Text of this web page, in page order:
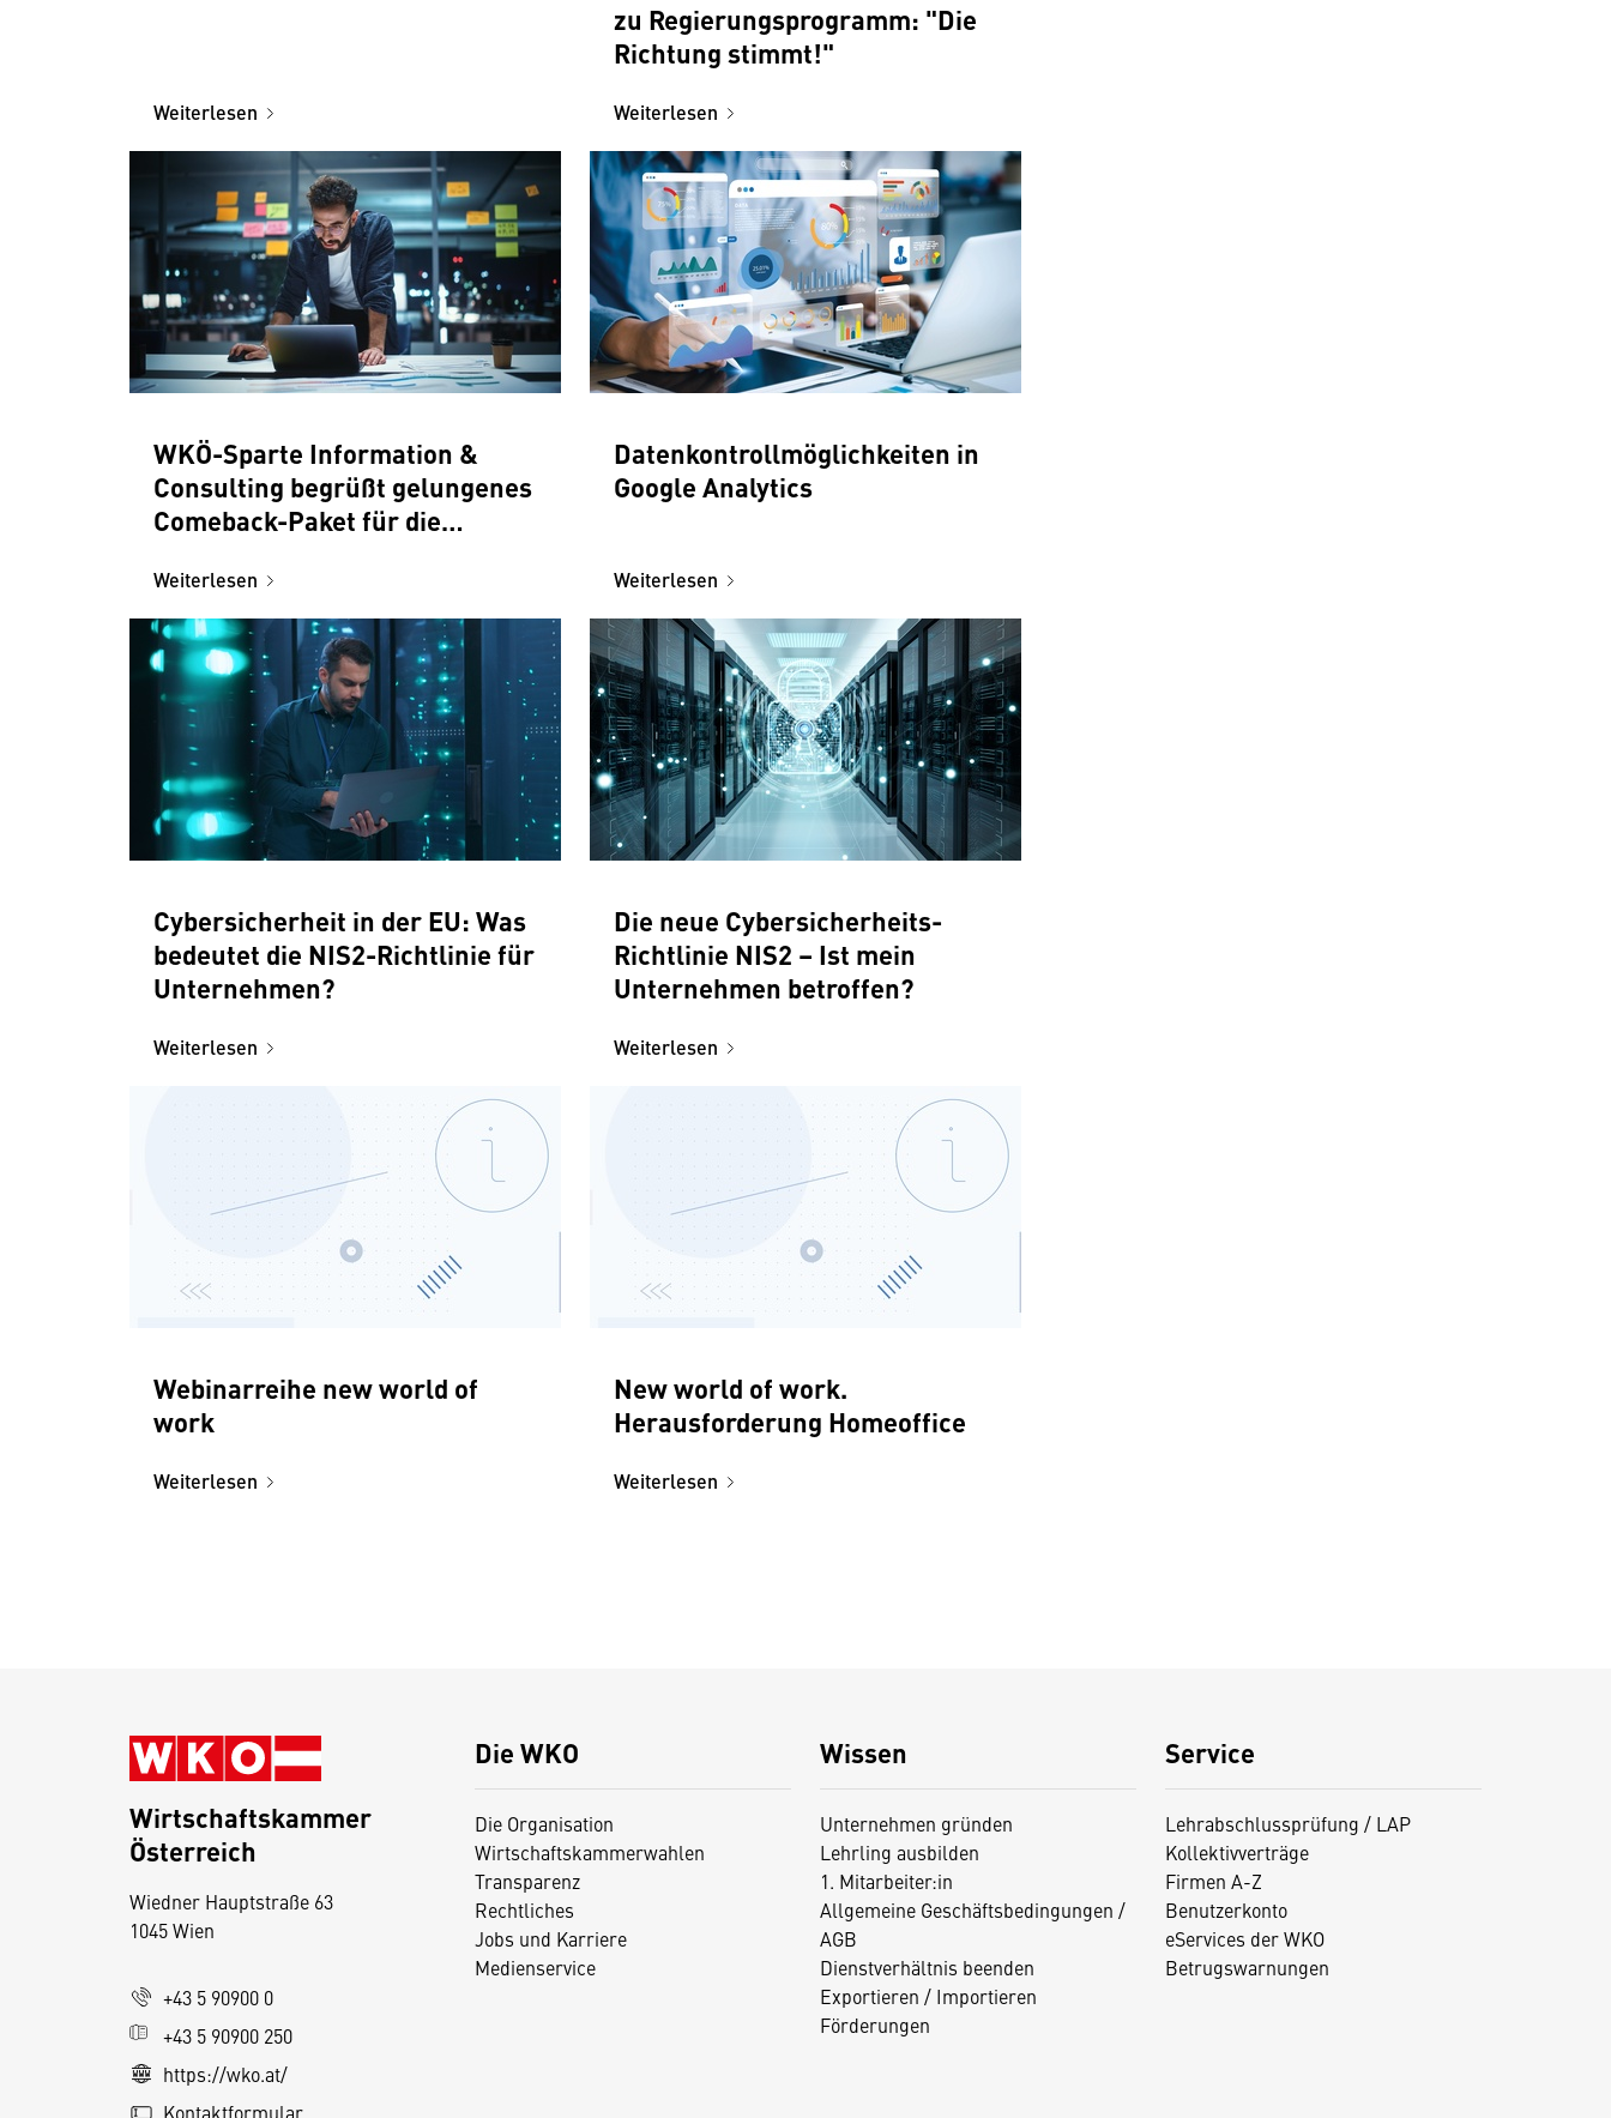
Weiterlesen
zu Regierungsprogramm: "Die
Richtung stimmt!"
Weiterlesen
WKÖ-Sparte Information &
Consulting begrüßt gelungenes
Comeback-Paket für die
Weiterlesen
Datenkontrollmöglichkeiten in
Google Analytics
Weiterlesen
Cybersicherheit in der EU: Was
bedeutet die NIS2-Richtlinie für
Unternehmen?
Weiterlesen
Die neue Cybersicherheits-
Richtlinie NIS2 – Ist mein
Unternehmen betroffen?
Weiterlesen
Webinarreihe new world of
work
Weiterlesen
New world of work.
Herausforderung Homeoffice
Weiterlesen
Die WKO
Die Organisation
Wirtschaftskammerwahlen
Transparenz
Rechtliches
Jobs und Karriere
Medienservice
Wissen
Unternehmen gründen
Lehrling ausbilden
1. Mitarbeiter:in
Allgemeine Geschäftsbedingungen /
AGB
Dienstverhältnis beenden
Exportieren / Importieren
Förderungen
Service
Lehrabschlussprüfung / LAP
Kollektivverträge
Firmen A-Z
Benutzerkonto
eServices der WKO
Betrugswarnungen
Wirtschaftskammer
Österreich
Wiedner Hauptstraße 63
1045 Wien
+43 5 90900 0
+43 5 90900 250
https://wko.at/
Kontaktformular